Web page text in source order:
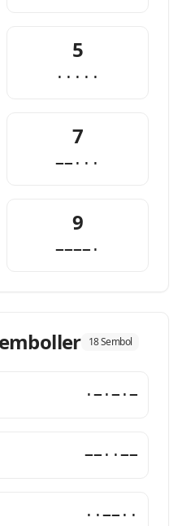
5
·····
7
−−···
9
−−−−·
18 Sembol
·−·−·−
−−··−−
··−−··